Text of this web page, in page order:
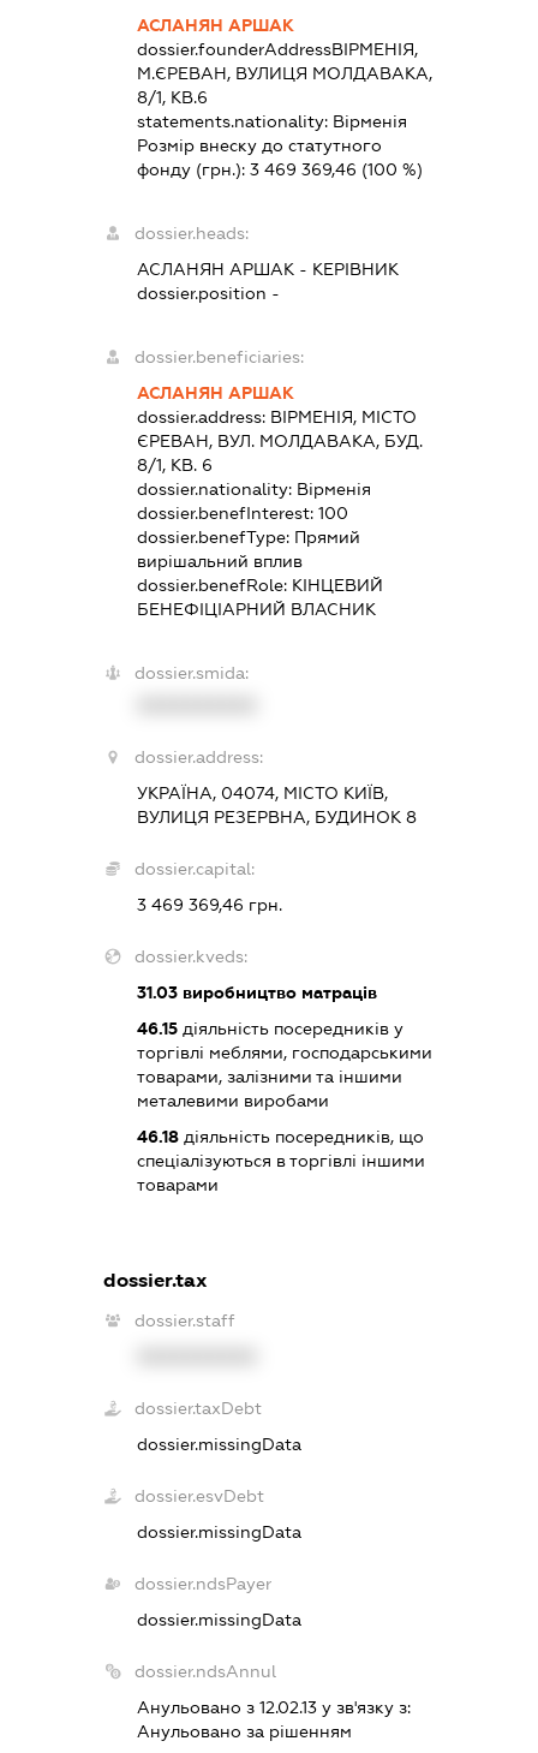
АСЛАНЯН АРШАК
dossier.founderAddressВІРМЕНІЯ,
М.ЄРЕВАН, ВУЛИЦЯ МОЛДАВАКА,
8/1, КВ.6
statements.nationality: Вірменія
Розмір внеску до статутного
фонду (грн.): 3 469 369,46 (100 %)
dossier.heads:
АСЛАНЯН АРШАК - КЕРІВНИК
dossier.position -
dossier.beneficiaries:
АСЛАНЯН АРШАК
dossier.address: ВІРМЕНІЯ, МІСТО
ЄРЕВАН, ВУЛ. МОЛДАВАКА, БУД.
8/1, КВ. 6
dossier.nationality: Вірменія
dossier.benefInterest: 100
dossier.benefType: Прямий
вирішальний вплив
dossier.benefRole: КІНЦЕВИЙ
БЕНЕФІЦІАРНИЙ ВЛАСНИК
dossier.smida:
dossier.address:
УКРАЇНА, 04074, МІСТО КИЇВ,
ВУЛИЦЯ РЕЗЕРВНА, БУДИНОК 8
dossier.capital:
3 469 369,46 грн.
dossier.kveds:
31.03виробництво матраців
46.15діяльність посередників у
торгівлі меблями, господарськими
товарами, залізними та іншими
металевими виробами
46.18діяльність посередників, що
спеціалізуються в торгівлі іншими
товарами
dossier.tax
dossier.staff
dossier.taxDebt
dossier.missingData
dossier.esvDebt
dossier.missingData
dossier.ndsPayer
dossier.missingData
dossier.ndsAnnul
Анульовано з 12.02.13 у зв'язку з:
Анульовано за рiшенням